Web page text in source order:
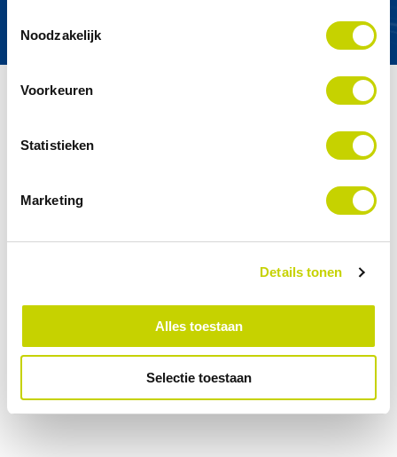
Noodzakelijk
Voorkeuren
Statistieken
Marketing
Details tonen
Alles toestaan
Selectie toestaan